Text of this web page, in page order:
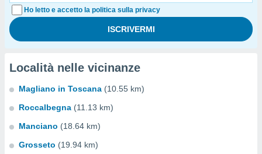
Ho letto e accetto la politica sulla privacy
Località nelle vicinanze
Magliano in Toscana (10.55 km)
Roccalbegna (11.13 km)
Manciano (18.64 km)
Grosseto (19.94 km)